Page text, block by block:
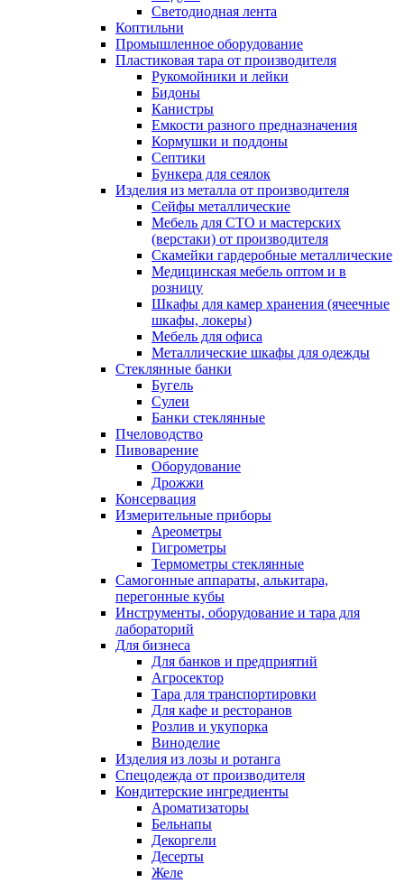
Светодиодная лента
Коптильни
Промышленное оборудование
Пластиковая тара от производителя
Рукомойники и лейки
Бидоны
Канистры
Емкости разного предназначения
Кормушки и поддоны
Септики
Бункера для сеялок
Изделия из металла от производителя
Сейфы металлические
Мебель для СТО и мастерских
(верстаки) от производителя
Скамейки гардеробные металлические
Медицинская мебель оптом и в
розницу
Шкафы для камер хранения (ячеечные
шкафы, локеры)
Мебель для офиса
Металлические шкафы для одежды
Стеклянные банки
Бугель
Сулеи
Банки стеклянные
Пчеловодство
Пивоварение
Оборудование
Дрожжи
Консервация
Измерительные приборы
Ареометры
Гигрометры
Термометры стеклянные
Самогонные аппараты, алькитара,
перегонные кубы
Инструменты, оборудование и тара для
лабораторий
Для бизнеса
Для банков и предприятий
Агросектор
Тара для транспортировки
Для кафе и ресторанов
Розлив и укупорка
Виноделие
Изделия из лозы и ротанга
Спецодежда от производителя
Кондитерские ингредиенты
Ароматизаторы
Бельнапы
Декоргели
Десерты
Желe